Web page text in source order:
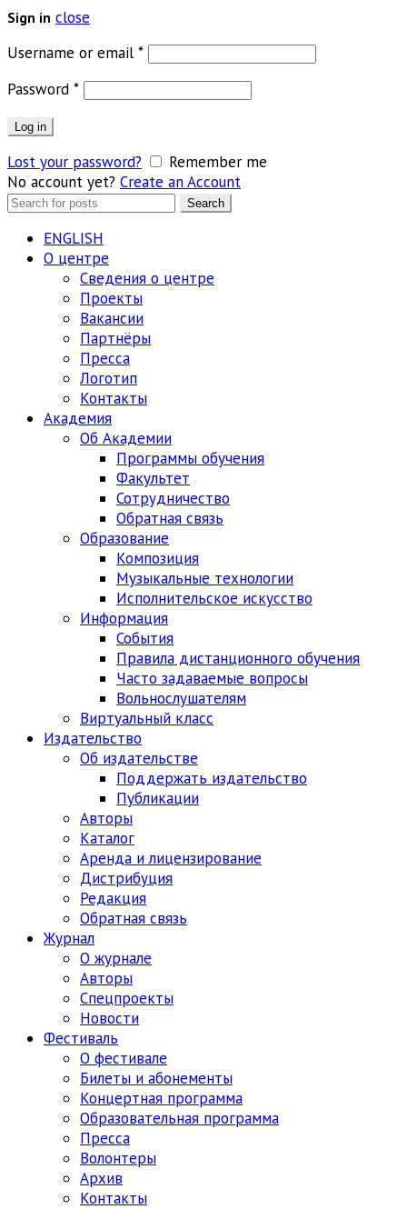
Sign in close
Username or email *Обязательно
Password *Обязательно
Log in
Lost your password?
Remember me
No account yet? Create an Account
Search
Search
ENGLISH
О центре
Сведения о центре
Проекты
Вакансии
Партнёры
Пресса
Логотип
Контакты
Академия
Об Академии
Программы обучения
Факультет
Сотрудничество
Обратная связь
Образование
Композиция
Музыкальные технологии
Исполнительское искусство
Информация
События
Правила дистанционного обучения
Часто задаваемые вопросы
Вольнослушателям
Виртуальный класс
Издательство
Об издательстве
Поддержать издательство
Публикации
Авторы
Каталог
Аренда и лицензирование
Дистрибуция
Редакция
Обратная связь
Журнал
О журнале
Авторы
Спецпроекты
Новости
Фестиваль
О фестивале
Билеты и абонементы
Концертная программа
Образовательная программа
Пресса
Волонтеры
Архив
Контакты